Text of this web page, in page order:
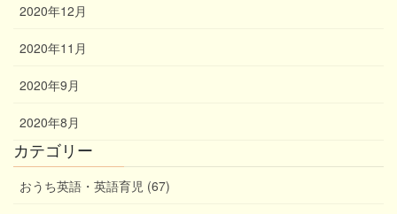
2020年12月
2020年11月
2020年9月
2020年8月
カテゴリー
おうち英語・英語育児 (67)